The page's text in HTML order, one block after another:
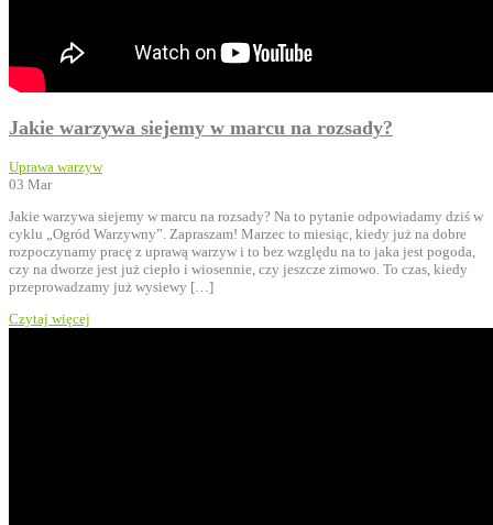
Jakie warzywa siejemy w marcu na rozsady?
Uprawa warzyw
03 Mar
Jakie warzywa siejemy w marcu na rozsady? Na to pytanie odpowiadamy dziś w
cyklu „Ogród Warzywny”. Zapraszam! Marzec to miesiąc, kiedy już na dobre
rozpoczynamy pracę z uprawą warzyw i to bez względu na to jaka jest pogoda,
czy na dworze jest już ciepło i wiosennie, czy jeszcze zimowo. To czas, kiedy
przeprowadzamy już wysiewy […]
Czytaj więcej